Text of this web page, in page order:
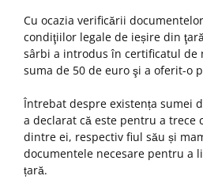
Cu ocazia verificării
condiţiilor legale de ieșire din
sârbi a introdus în certificatul de
suma de 50 de euro şi a oferit-o
Întrebat despre existența sumei
a declarat că este pentru a trece
dintre ei, respectiv fiul său și
documentele necesare pentru a
țară.